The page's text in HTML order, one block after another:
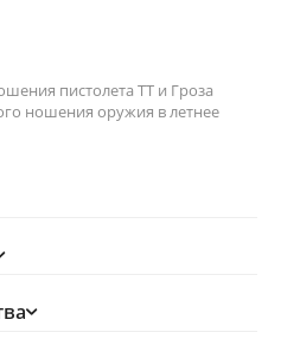
пистолета ТТ и Гроза
ношения оружия в летнее